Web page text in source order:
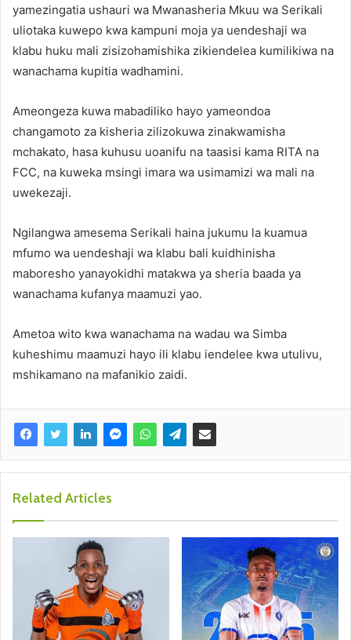
yamezingatia ushauri wa Mwanasheria Mkuu wa Serikali
uliotaka kuwepo kwa kampuni moja ya uendeshaji wa
klabu huku mali zisizohamishika zikiendelea kumilikiwa na
wanachama kupitia wadhamini.
Ameongeza kuwa mabadiliko hayo yameondoa
changamoto za kisheria zilizokuwa zinakwamisha
mchakato, hasa kuhusu uoanifu na taasisi kama RITA na
FCC, na kuweka msingi imara wa usimamizi wa mali na
uwekezaji.
Ngilangwa amesema Serikali haina jukumu la kuamua
mfumo wa uendeshaji wa klabu bali kuidhinisha
maboresho yanayokidhi matakwa ya sheria baada ya
wanachama kufanya maamuzi yao.
Ametoa wito kwa wanachama na wadau wa Simba
kuheshimu maamuzi hayo ili klabu iendelee kwa utulivu,
mshikamano na mafanikio zaidi.
Related Articles